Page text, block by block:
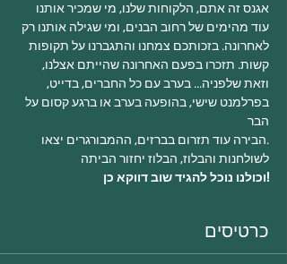
אגנס זה אתם, הלקוחות שלנו, מי שמכיר אותנו
עוד מהימים של רחוב הבנים, ומי שגילה אותנו רק
לאחרונה. בזכותכם צמחנו והתגברנו על תקופות
קשות. תזכרו בפעם האחרונה שהייתם אצלנו,
וזאת שלפניה... בערב עם כל החברים, בדייט,
בפרלמנט שישי, בהופעה בערב או ברגע קסום על
הבר
.הבירה עוד תזרום בברזים, ההמבורגרים יצאו
לשולחנות והבלוז, הבלוז יחזור הביתה
!וכולנו נוכל להגיד שוב דווקא כן
כרטיסים